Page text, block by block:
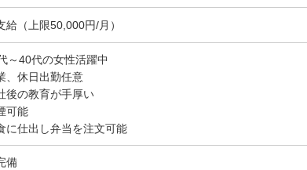
給（上限50,000円/月）
～40代の女性活躍中
、休日出勤任意
後の教育が手厚い
可能
に仕出し弁当を注文可能
備